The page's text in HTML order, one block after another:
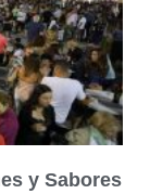
y Sabores